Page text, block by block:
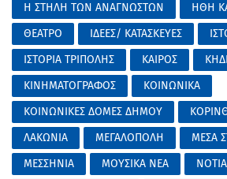
Η ΣΤΗΛΗ ΤΩΝ ΑΝΑΓΝΩΣΤΩΝ
ΗΘΗ
ΘΕΑΤΡΟ
ΙΔΕΕΣ/ ΚΑΤΑΣΚΕΥΕΣ
ΙΣΤΟΡΙΑ ΤΡΙΠΟΛΗΣ
ΚΑΙΡΟΣ
ΚΙΝΗΜΑΤΟΓΡΑΦΟΣ
ΚΟΙΝΩΝΙΚΑ
ΚΟΙΝΩΝΙΚΕΣ ΔΟΜΕΣ ΔΗΜΟΥ
ΛΑΚΩΝΙΑ
ΜΕΓΑΛΟΠΟΛΗ
ΜΕΣΑ
ΜΕΣΣΗΝΙΑ
ΜΟΥΣΙΚΑ ΝΕΑ